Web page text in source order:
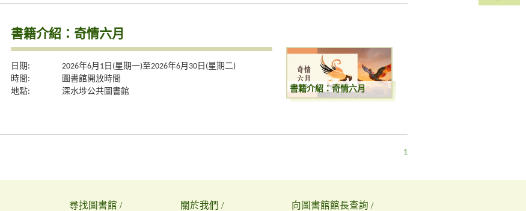
書籍介紹：奇情六月
日期:
2026年6月1日(星期一)至2026年6月30日(星期二)
時間:
圖書館開放時間
地點:
深水埗公共圖書館 書籍介紹：奇情六月
1
尋找圖書館 / 關於我們 / 向圖書館館長查詢 /